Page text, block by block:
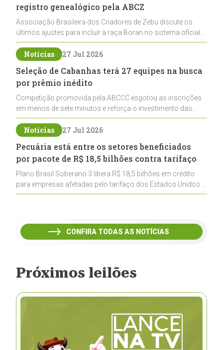
registro genealógico pela ABCZ
Associação Brasileira dos Criadores de Zebu discute os
últimos ajustes para incluir a raça Boran no sistema oficial
de registros, abrindo caminho para sua expansão na
pecuária nacional
Notícias 27 Jul 2026
Seleção de Cabanhas terá 27 equipes na busca
por prêmio inédito
Competição promovida pela ABCCC esgotou as inscrições
em menos de sete minutos e reforça o investimento das
cabanhas na seleção genética de Cavalos Crioulos voltados
ao laço
Notícias 27 Jul 2026
Pecuária está entre os setores beneficiados
por pacote de R$ 18,5 bilhões contra tarifaço
Plano Brasil Soberano 3 libera R$ 18,5 bilhões em crédito
para empresas afetadas pelo tarifaço dos Estados Unidos e
inclui a pecuária entre os setores estratégicos
CONFIRA TODAS AS NOTÍCIAS
Próximos leilões